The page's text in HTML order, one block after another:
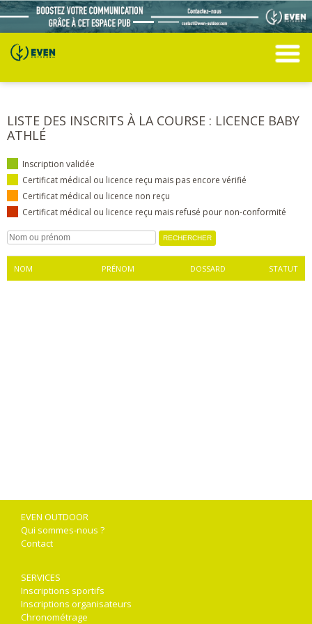
LISTE DES INSCRITS À LA COURSE : LICENCE BABY
ATHLÉ
Inscription validée
Certificat médical ou licence reçu mais pas encore vérifié
Certificat médical ou licence non reçu
Certificat médical ou licence reçu mais refusé pour non-conformité
NOM PRÉNOM DOSSARD STATUT
EVEN OUTDOOR
Qui sommes-nous ?
Contact
SERVICES
Inscriptions sportifs
Inscriptions organisateurs
Chronométrage